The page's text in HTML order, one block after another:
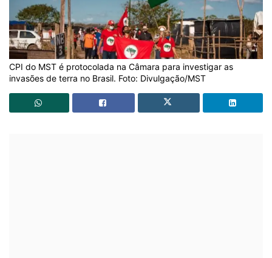
CPI do MST é protocolada na Câmara para investigar as
invasões de terra no Brasil. Foto: Divulgação/MST